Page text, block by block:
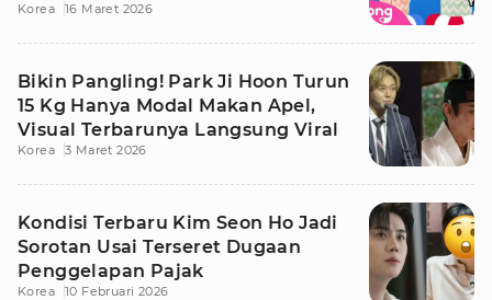
Korea 16 Maret 2026
Bikin Pangling! Park Ji Hoon Turun
15 Kg Hanya Modal Makan Apel,
Visual Terbarunya Langsung Viral
Korea 3 Maret 2026
Kondisi Terbaru Kim Seon Ho Jadi
Sorotan Usai Terseret Dugaan
Penggelapan Pajak
Korea 10 Februari 2026